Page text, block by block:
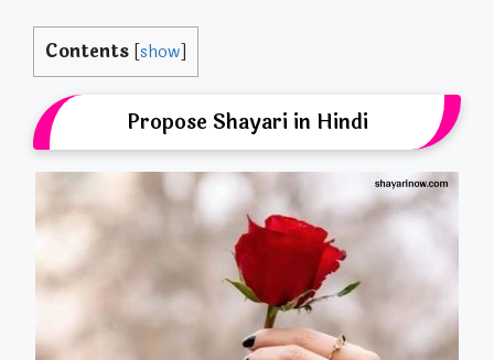
Contents [show]
Propose Shayari in Hindi